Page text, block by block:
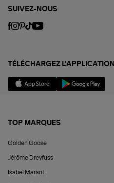
SUIVEZ-NOUS
TÉLÉCHARGEZ L'APPLICATION
TOP MARQUES
Golden Goose
Jérôme Dreyfuss
Isabel Marant